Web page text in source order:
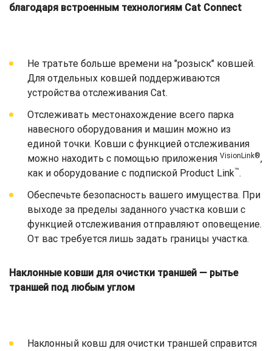
благодаря встроенным технологиям Cat Connect
Не тратьте больше времени на "розыск" ковшей.
Для отдельных ковшей поддерживаются
устройства отслеживания Cat.
Отслеживать местонахождение всего парка
навесного оборудования и машин можно из
единой точки. Ковши с функцией отслеживания
можно находить с помощью приложения VisionLink®,
как и оборудование с подпиской Product Link™.
Обеспечьте безопасность вашего имущества. При
выходе за пределы заданного участка ковши с
функцией отслеживания отправляют оповещение.
От вас требуется лишь задать границы участка.
Наклонные ковши для очистки траншей — рытье
траншей под любым углом
Наклонный ковш для очистки траншей справится